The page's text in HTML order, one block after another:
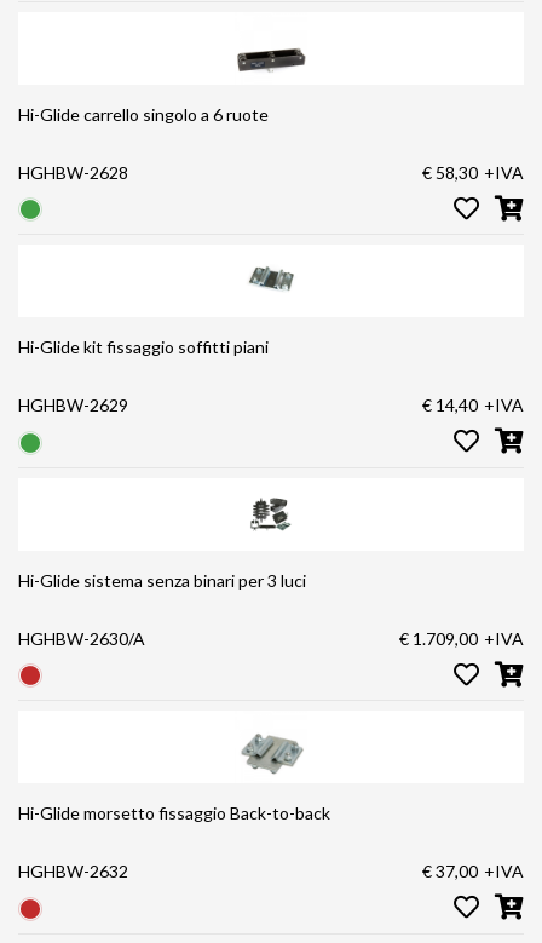
Hi-Glide carrello singolo a 6 ruote
HGHBW-2628 € 58,30 +IVA
Hi-Glide kit fissaggio soffitti piani
HGHBW-2629 € 14,40 +IVA
Hi-Glide sistema senza binari per 3 luci
HGHBW-2630/A € 1.709,00 +IVA
Hi-Glide morsetto fissaggio Back-to-back
HGHBW-2632 € 37,00 +IVA